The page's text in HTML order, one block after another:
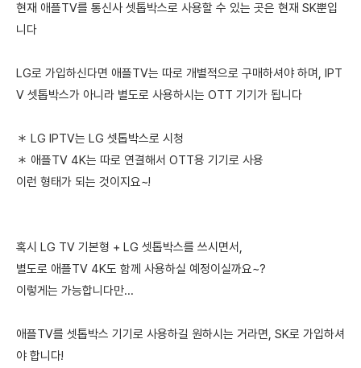
현재 애플TV를 통신사 셋톱박스로 사용할 수 있는 곳은 현재 SK뿐입
니다
LG로 가입하신다면 애플TV는 따로 개별적으로 구매하셔야 하며, IPT
V 셋톱박스가 아니라 별도로 사용하시는 OTT 기기가 됩니다
＊ LG IPTV는 LG 셋톱박스로 시청
＊ 애플TV 4K는 따로 연결해서 OTT용 기기로 사용
이런 형태가 되는 것이지요~!
혹시 LG TV 기본형 + LG 셋톱박스를 쓰시면서,
별도로 애플TV 4K도 함께 사용하실 예정이실까요~?
이렇게는 가능합니다만...
애플TV를 셋톱박스 기기로 사용하길 원하시는 거라면, SK로 가입하셔
야 합니다!